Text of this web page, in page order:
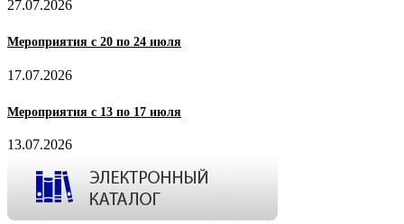
27.07.2026
Мероприятия с 20 по 24 июля
17.07.2026
Мероприятия с 13 по 17 июля
13.07.2026